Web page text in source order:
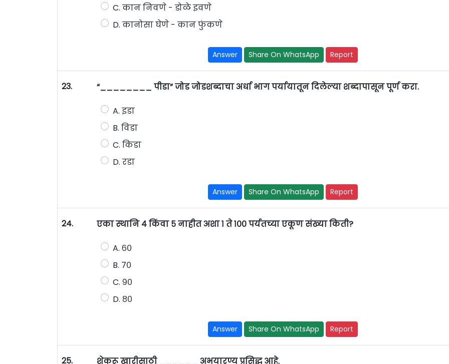
C. कान निवणे - डोळे इवणे
D. कानोसा घेणे - कान फुंकणे
Answer Share On WhatsApp Report
23. “________ पीडा” जोड जोडशब्दाचा अर्धा भाग पर्यायातून दिलेल्या शब्दापासून पूर्ण करा.
A. इडा
B. विडा
C. किडा
D. रडा
Answer Share On WhatsApp Report
24. एका स्थानि ४ किंवा ५ नाहीत अशा १ ते १०० पर्यतच्या एकूण संख्या किती?
A. ६०
B. ७०
C. ९०
D. ८०
Answer Share On WhatsApp Report
25. शेकरू खारीसाठी ______ अभयारण्य प्रसिद्ध आहे.